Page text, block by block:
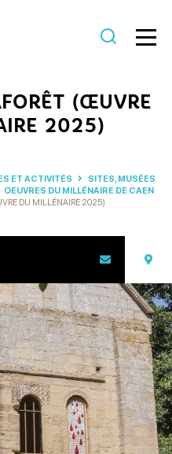
(ŒUVRE
2025)
ET ACTIVITÉS
SITES, MUSÉES
OEUVRES DU MILLÉNAIRE DE CAEN
DU MILLÉNAIRE 2025)